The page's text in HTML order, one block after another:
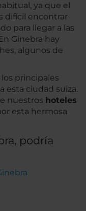
ya que el
difícil encontrar
para llegar a las
Ginebra hay
algunos de
principales
esta ciudad suiza.
nuestros hoteles
esta hermosa
podría